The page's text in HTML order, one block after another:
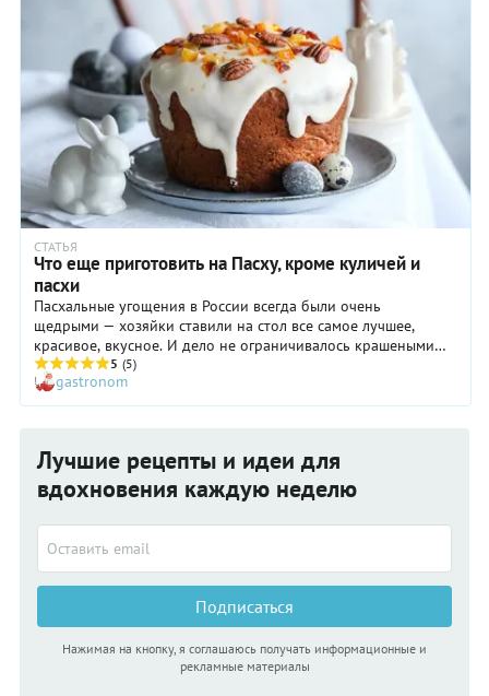
СТАТЬЯ
Что еще приготовить на Пасху, кроме куличей и
пасхи
Пасхальные угощения в России всегда были очень
щедрыми — хозяйки ставили на стол все самое лучшее,
красивое, вкусное. И дело не ограничивалось крашеными
яйцами, куличами и творожной пасхой. Рассказываем, чем
еще разнообразить застолье: от паштетов и рулетов до
праздничных дофинуазов из сельдерея.
5 (5)
gastronom
Лучшие рецепты и идеи для
вдохновения каждую неделю
Подписаться
Нажимая на кнопку, я соглашаюсь получать информационные и
рекламные материалы